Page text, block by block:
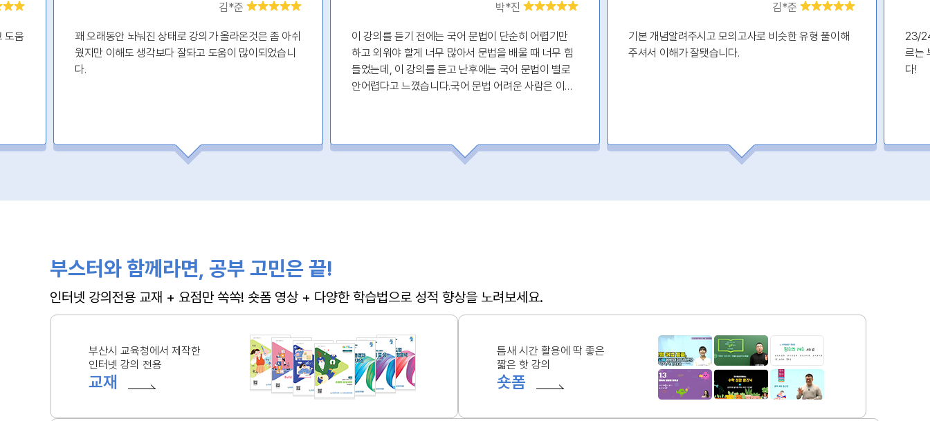
도움
김*준
꽤 오래동안 놔눠진 상태로 강의가 올라온것은 좀 아쉬
웠지만 이해도 생각보다 잘돠고 도움이 많이되었습니
다.
박*진
이 강의를 듣기 전에는 국어 문법이 단순히 어렵기만
하고 외워야 할게 너무 많아서 문법을 배울 때 너무 힘
들었는데, 이 강의를 듣고 난후에는 국어 문법이 별로
안어렵다고 느꼈습니다.국어 문법 어려운 사람은 이거
김*준
기본 개념알려주시고 모의고사로 비슷한 유형 풀이해
주셔서 이해가 잘됏습니다.
23/
르는
다!
부스터와 함께라면, 공부 고민은 끝!
인터넷 강의전용 교재 + 요점만 쏙쏙! 숏폼 영상 + 다양한 학습법으로 성적 향상을 노려보세요.
부산시 교육청에서 제작한
인터넷 강의 전용
교재
틈새 시간 활용에 딱 좋은
짧은 핫 강의
숏폼